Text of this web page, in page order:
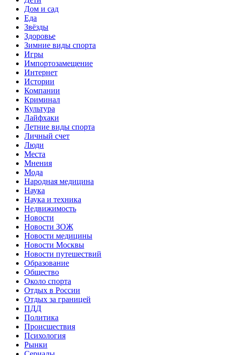
Дом и сад
Еда
Звёзды
Здоровье
Зимние виды спорта
Игры
Импортозамещение
Интернет
Истории
Компании
Криминал
Культура
Лайфхаки
Летние виды спорта
Личный счет
Люди
Места
Мнения
Мода
Народная медицина
Наука
Наука и техника
Недвижимость
Новости
Новости ЗОЖ
Новости медицины
Новости Москвы
Новости путешествий
Образование
Общество
Около спорта
Отдых в России
Отдых за границей
ПДД
Политика
Происшествия
Психология
Рынки